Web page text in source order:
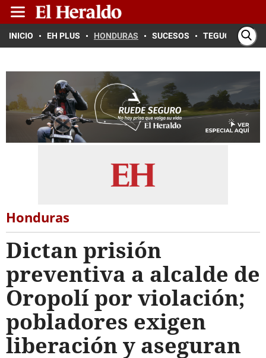
INICIO EH PLUS HONDURAS SUCESOS TEGUCIGALPA
Honduras
Dictan prisión
preventiva a alcalde de
Oropolí por violación;
pobladores exigen
liberación y aseguran